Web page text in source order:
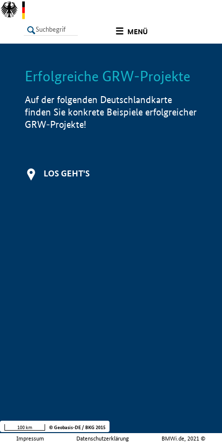
MENÜ
LISTE Info
Erfolgreiche GRW-Projekte
Auf der folgenden Deutschlandkarte
finden Sie konkrete Beispiele erfolgreicher
GRW-Projekte!
LOS GEHT'S
Impressum Datenschutzerklärung BMWi.de, 2021 ©
100 km © Geobasis-DE / BKG 2015